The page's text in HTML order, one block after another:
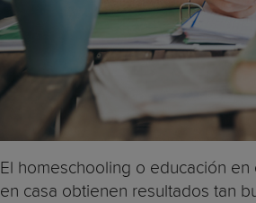
El homeschooling o educación
en casa obtienen resultados tan